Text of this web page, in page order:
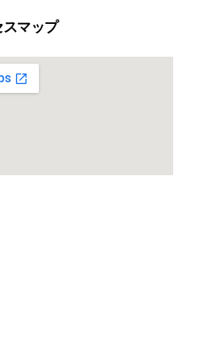
マップ